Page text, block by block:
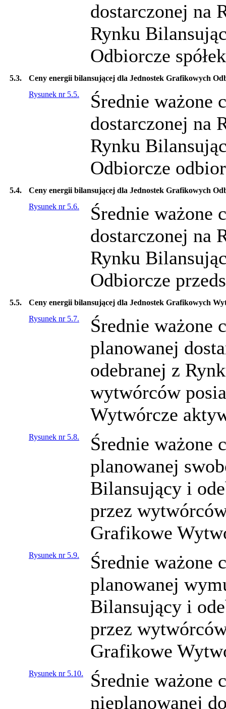
dostarczonej na
Rynku
Odbiorcze
5.3.
Ceny energii bilansującej dla Jednostek Grafikowych
Rysunek nr 5.5.
Średnie ważone
dostarczonej na
Rynku
Odbiorcze
5.4.
Ceny energii bilansującej dla Jednostek Grafikowych
Rysunek nr 5.6.
Średnie ważone
dostarczonej na
Rynku
Odbiorcze
5.5.
Ceny energii bilansującej dla Jednostek Grafikowych
Rysunek nr 5.7.
Średnie ważone
planowanej
odebranej z
wytwórców
Wytwórcze
Rysunek nr 5.8.
Średnie ważone
planowanej
Bilansujący i
przez
Grafikowe
Rysunek nr 5.9.
Średnie ważone
planowanej
Bilansujący i
przez
Grafikowe
Rysunek nr 5.10.
Średnie ważone
nieplanowanej